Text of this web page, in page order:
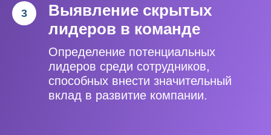
Выявление скрытых
лидеров в команде
Определение потенциальных
лидеров среди сотрудников,
способных внести значительный
вклад в развитие компании.